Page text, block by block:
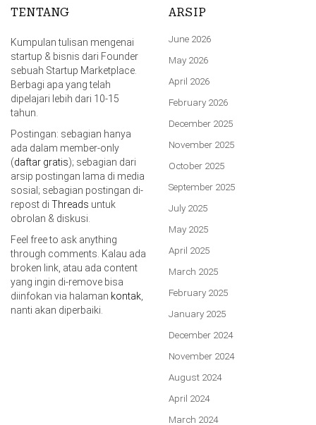
TENTANG
Kumpulan tulisan mengenai
startup & bisnis dari Founder
sebuah Startup Marketplace.
Berbagi apa yang telah
dipelajari lebih dari 10-15
tahun.
Postingan: sebagian hanya
ada dalam member-only
(daftar gratis); sebagian dari
arsip postingan lama di media
sosial; sebagian postingan di-
repost di Threads untuk
obrolan & diskusi.
Feel free to ask anything
through comments. Kalau ada
broken link, atau ada content
yang ingin di-remove bisa
diinfokan via halaman kontak
nanti akan diperbaiki.
ARSIP
June 2026
May 2026
April 2026
February 2026
December 2025
November 2025
October 2025
September 2025
July 2025
May 2025
April 2025
March 2025
February 2025
January 2025
December 2024
November 2024
August 2024
April 2024
March 2024